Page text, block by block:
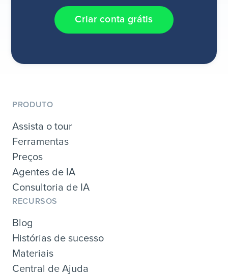
Criar conta grátis
PRODUTO
Assista o tour
Ferramentas
Preços
Agentes de IA
Consultoria de IA
RECURSOS
Blog
Histórias de sucesso
Materiais
Central de Ajuda